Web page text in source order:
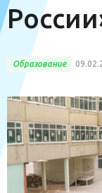
Образование